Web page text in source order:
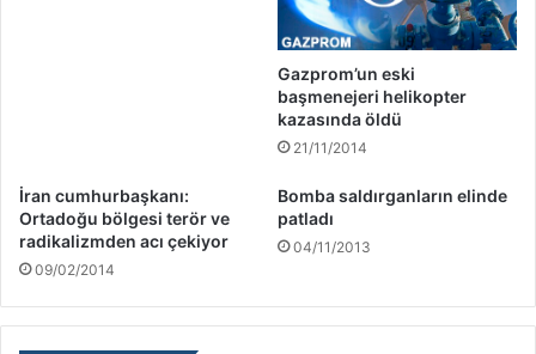
Gazprom’un eski
başmenejeri helikopter
kazasında öldü
21/11/2014
İran cumhurbaşkanı:
Ortadoğu bölgesi terör ve
radikalizmden acı çekiyor
09/02/2014
Bomba saldırganların elinde
patladı
04/11/2013